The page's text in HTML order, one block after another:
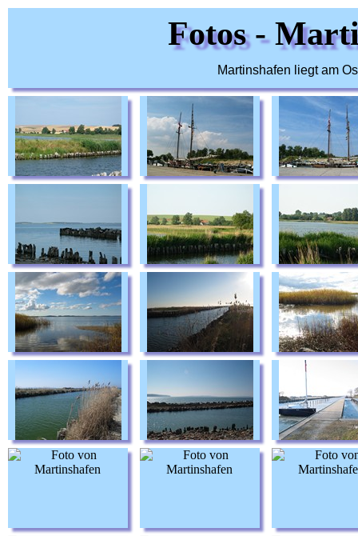
Fotos -
Martinshafen liegt am